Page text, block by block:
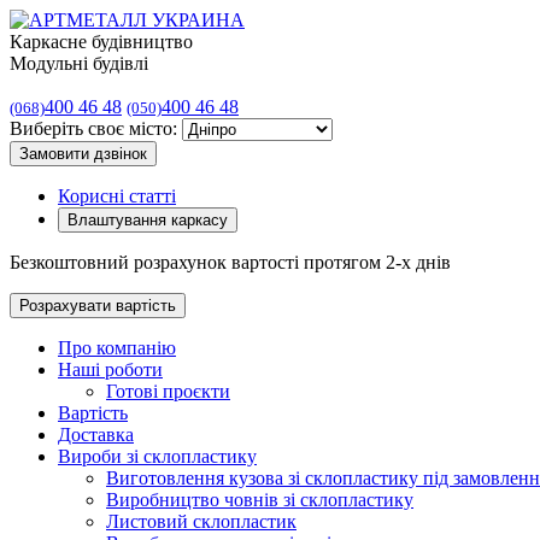
Каркасне будівництво
Модульні будівлі
(068)400 46 48 (050)400 46 48
Виберіть своє місто:
Замовити дзвінок
Корисні статті
Влаштування каркасу
Безкоштовний розрахунок вартості протягом 2-х днів
Розрахувати вартість
Про компанію
Наші роботи
Готові проєкти
Вартість
Доставка
Вироби зі склопластику
Виготовлення кузова зі склопластику під
Виробництво човнів зі склопластику
Листовий склопластик